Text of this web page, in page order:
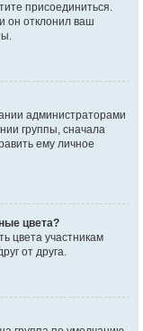
присоединиться.
он отклонил ваш
администраторами
группы, сначала
ему личное
цвета?
цвета участникам
от друга.